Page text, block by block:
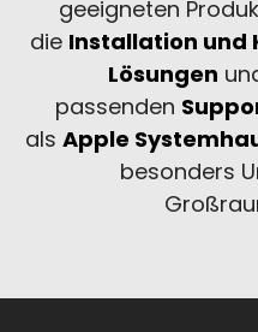
geeigneten
die Installation und
Lösungen
passenden
als Apple
besonders